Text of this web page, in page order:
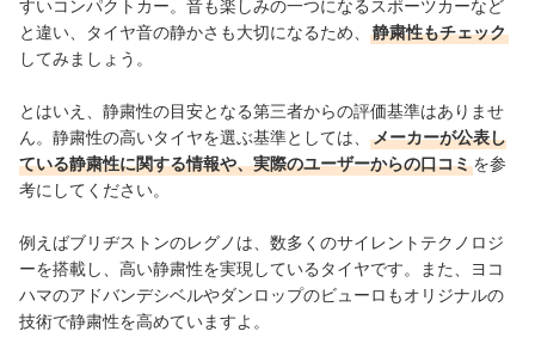
すいコンパクトカー。音も楽しみの一つになるスポーツカーなど
と違い、タイヤ音の静かさも大切になるため、
静粛性もチェック
してみましょう。
とはいえ、静粛性の目安となる第三者からの評価基準はありませ
ん。静粛性の高いタイヤを選ぶ基準としては、
メーカーが公表し
ている静粛性に関する情報や、実際のユーザーからの口コミを参
考にしてください。
例えばブリヂストンのレグノは、数多くのサイレントテクノロジ
ーを搭載し、高い静粛性を実現しているタイヤです。また、ヨコ
ハマのアドバンデシベルやダンロップのビューロもオリジナルの
技術で静粛性を高めていますよ。